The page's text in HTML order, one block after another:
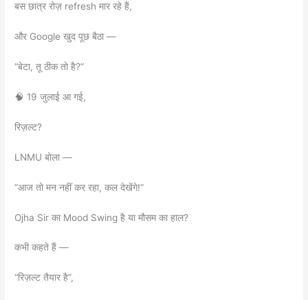
बस छात्र रोज़ refresh मार रहे हैं,
और Google खुद पूछ बैठा —
“बेटा, तू ठीक तो है?”
🧠 19 जुलाई आ गई,
रिज़ल्ट?
LNMU बोला —
“आज तो मन नहीं कर रहा, कल देखेंगे!”
Ojha Sir का Mood Swing है या मौसम का हाल?
कभी कहते हैं —
“रिज़ल्ट तैयार है”,